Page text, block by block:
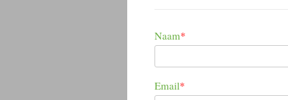
Naam*
Email*